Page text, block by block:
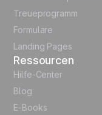
Español
Treueprogramm
Formulare
Landing Pages
Ressourcen
Hilfe-Center
Blog
E-Books